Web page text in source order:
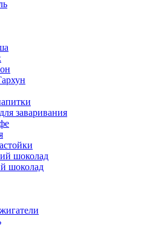
заваривания
шоколад
шоколад